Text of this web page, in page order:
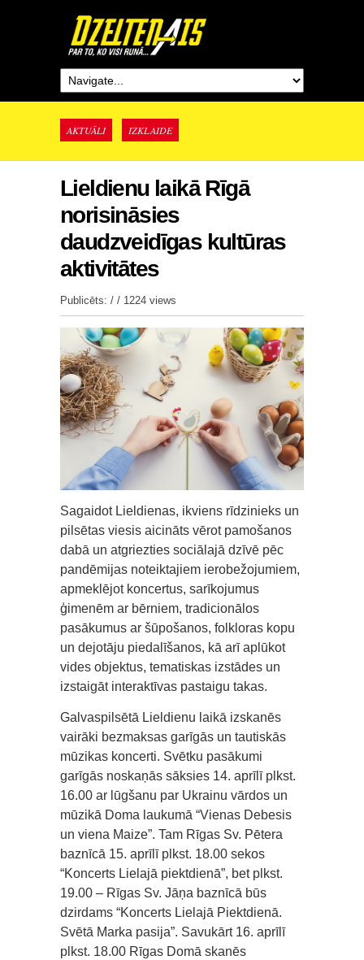
AKTUĀLI IZKLAIDE
Lieldienu laikā Rīgā
norisināsies
daudzveidīgas kultūras
aktivitātes
Publicēts: / / 1224 views
Sagaidot Lieldienas, ikviens rīdzinieks un
pilsētas viesis aicināts vērot pamošanos
dabā un atgriezties sociālajā dzīvē pēc
pandēmijas noteiktajiem ierobežojumiem,
apmeklējot koncertus, sarīkojumus
ģimenēm ar bērniem, tradicionālos
pasākumus ar šūpošanos, folkloras kopu
un dejotāju piedalīšanos, kā arī aplūkot
vides objektus, tematiskas izstādes un
izstaigāt interaktīvas pastaigu takas.
Galvaspilsētā Lieldienu laikā izskanēs
vairāki bezmaksas garīgās un tautiskās
mūzikas koncerti. Svētku pasākumi
garīgās noskaņās sāksies 14. aprīlī plkst.
16.00 ar lūgšanu par Ukrainu vārdos un
mūzikā Doma laukumā “Vienas Debesis
un viena Maize”. Tam Rīgas Sv. Pētera
baznīcā 15. aprīlī plkst. 18.00 sekos
“Koncerts Lielajā piektdienā”, bet plkst.
19.00 – Rīgas Sv. Jāņa baznīcā būs
dzirdams “Koncerts Lielajā Piektdienā.
Svētā Marka pasija”. Savukārt 16. aprīlī
plkst. 18.00 Rīgas Domā skanēs